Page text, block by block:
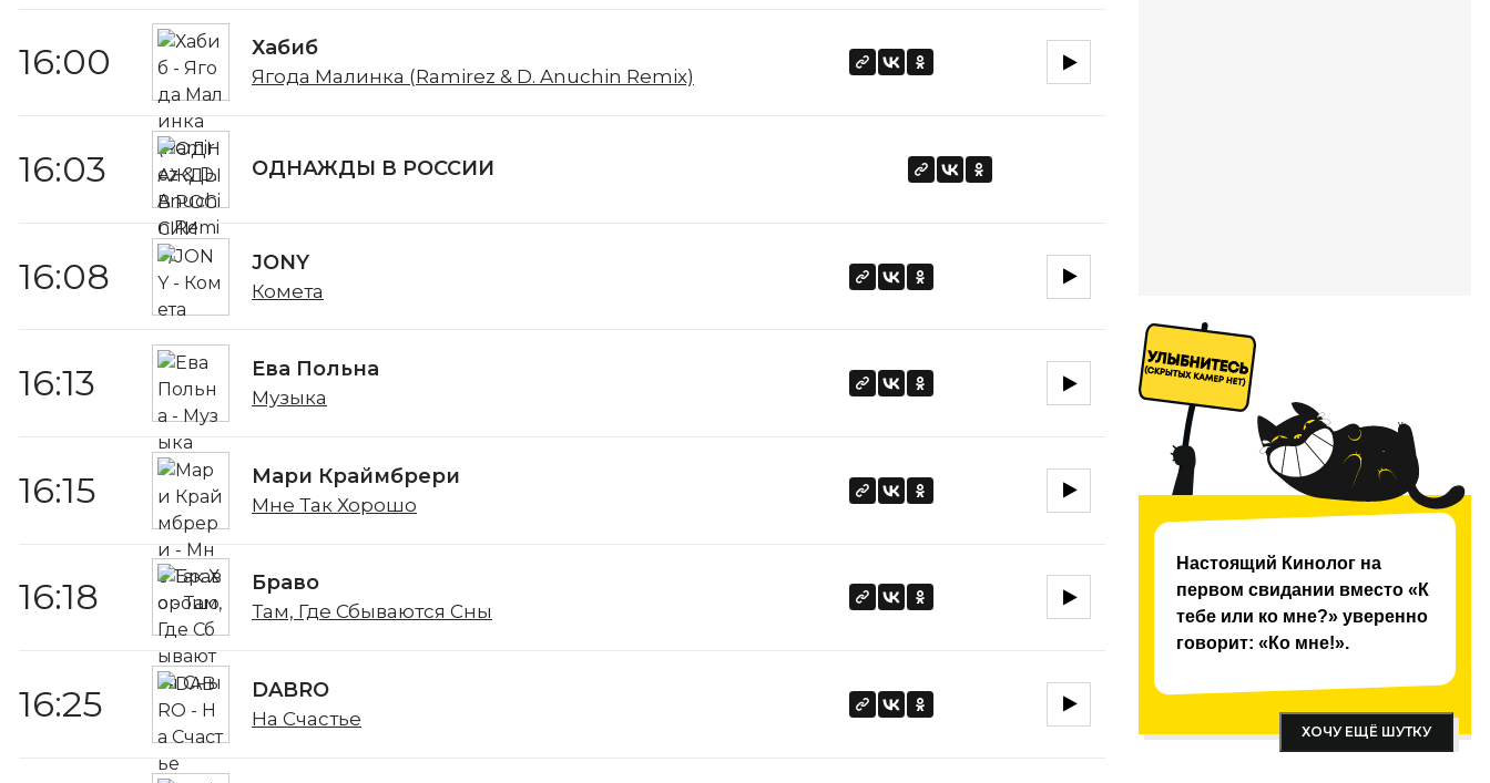
16:00 Хабиб
Ягода Малинка (Ramirez & D. Anuchin Remix)
16:03 ОДНАЖДЫ В РОССИИ
16:08 JONY
Комета
16:13 Ева Польна
Музыка
16:15 Мари Краймбрери
Мне Так Хорошо
16:18 Браво
Там, Где Сбываются Сны
16:25 DABRO
На Счастье
Настоящий Кинолог на
первом свидании вместо «К
тебе или ко мне?» уверенно
говорит: «Ко мне!».
ХОЧУ ЕЩЁ ШУТКУ